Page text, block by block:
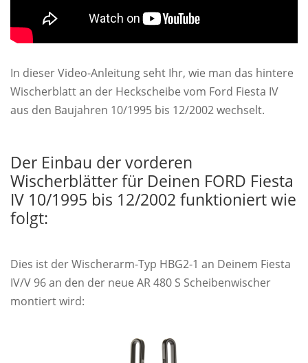
In dieser Video-Anleitung seht Ihr, wie man das hintere
Wischerblatt an der Heckscheibe vom Ford Fiesta IV
aus den Baujahren 10/1995 bis 12/2002 wechselt.
Der Einbau der vorderen
Wischerblätter für Deinen FORD Fiesta
IV 10/1995 bis 12/2002 funktioniert wie
folgt:
Dies ist der Wischerarm-Typ HBG2-1 an Deinem Fiesta
IV/V 96 an den der neue AR 480 S Scheibenwischer
montiert wird: